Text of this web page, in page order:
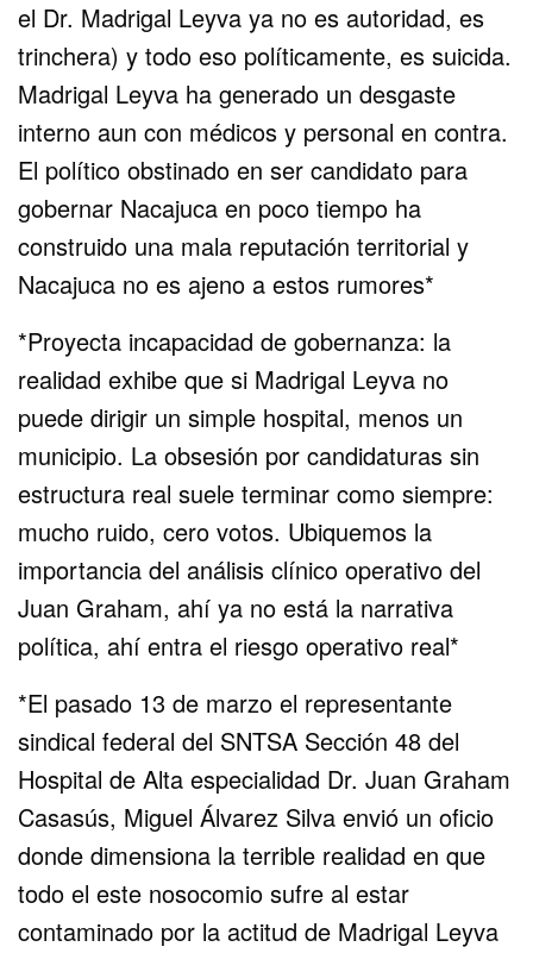
el Dr. Madrigal Leyva ya no es autoridad, es
trinchera) y todo eso políticamente, es suicida.
Madrigal Leyva ha generado un desgaste
interno aun con médicos y personal en contra.
El político obstinado en ser candidato para
gobernar Nacajuca en poco tiempo ha
construido una mala reputación territorial y
Nacajuca no es ajeno a estos rumores*
*Proyecta incapacidad de gobernanza: la
realidad exhibe que si Madrigal Leyva no
puede dirigir un simple hospital, menos un
municipio. La obsesión por candidaturas sin
estructura real suele terminar como siempre:
mucho ruido, cero votos. Ubiquemos la
importancia del análisis clínico operativo del
Juan Graham, ahí ya no está la narrativa
política, ahí entra el riesgo operativo real*
*El pasado 13 de marzo el representante
sindical federal del SNTSA Sección 48 del
Hospital de Alta especialidad Dr. Juan Graham
Casasús, Miguel Álvarez Silva envió un oficio
donde dimensiona la terrible realidad en que
todo el este nosocomio sufre al estar
contaminado por la actitud de Madrigal Leyva